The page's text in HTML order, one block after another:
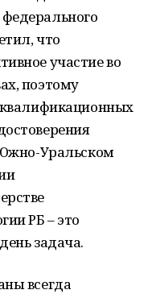
что
участие во
поэтому
Южно-Уральском
РБ – это
задача.
всегда